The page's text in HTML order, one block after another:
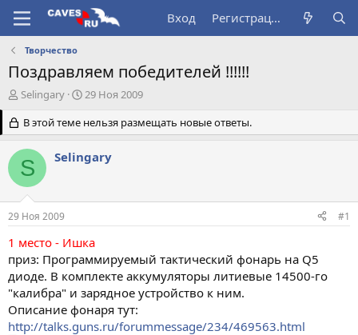
Вход Регистрация
Творчество
Поздравляем победителей !!!!!!
А
т
о
р
т
е
м
Selingary
Д
т
а
а
а
29 Ноя 2009
В этой теме нельзя размещать новые ответы.
S Selingary
29 Ноя 2009 #1
1 место - Ишка
приз: Программируемый тактический фонарь на Q5
диоде. В комплекте аккумуляторы литиевые 14500-го
"калибра" и зарядное устройство к ним.
Описание фонаря тут:
http://talks.guns.ru/forummessage/234/469563.html